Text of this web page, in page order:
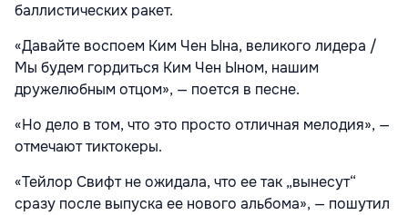
баллистических ракет.
«Давайте воспоем Ким Чен Ына, великого лидера /
Мы будем гордиться Ким Чен Ыном, нашим
дружелюбным отцом», — поется в песне.
«Но дело в том, что это просто отличная мелодия», —
отмечают тиктокеры.
«Тейлор Свифт не ожидала, что ее так „вынесут“
сразу после выпуска ее нового альбома», — пошутил